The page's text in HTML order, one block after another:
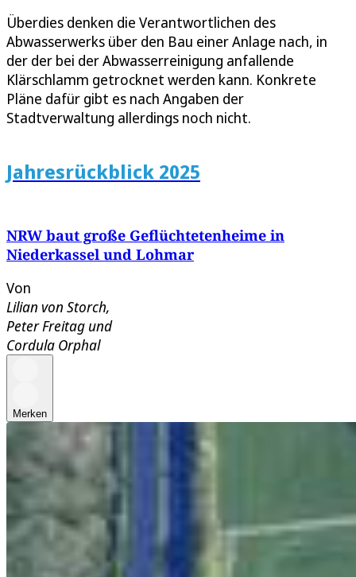
Überdies denken die Verantwortlichen des
Abwasserwerks über den Bau einer Anlage nach, in
der der bei der Abwasserreinigung anfallende
Klärschlamm getrocknet werden kann. Konkrete
Pläne dafür gibt es nach Angaben der
Stadtverwaltung allerdings noch nicht.
Jahresrückblick 2025
NRW baut große Geflüchtetenheime in
Niederkassel und Lohmar
Von
Lilian von Storch,
Peter Freitag und
Cordula Orphal
Merken